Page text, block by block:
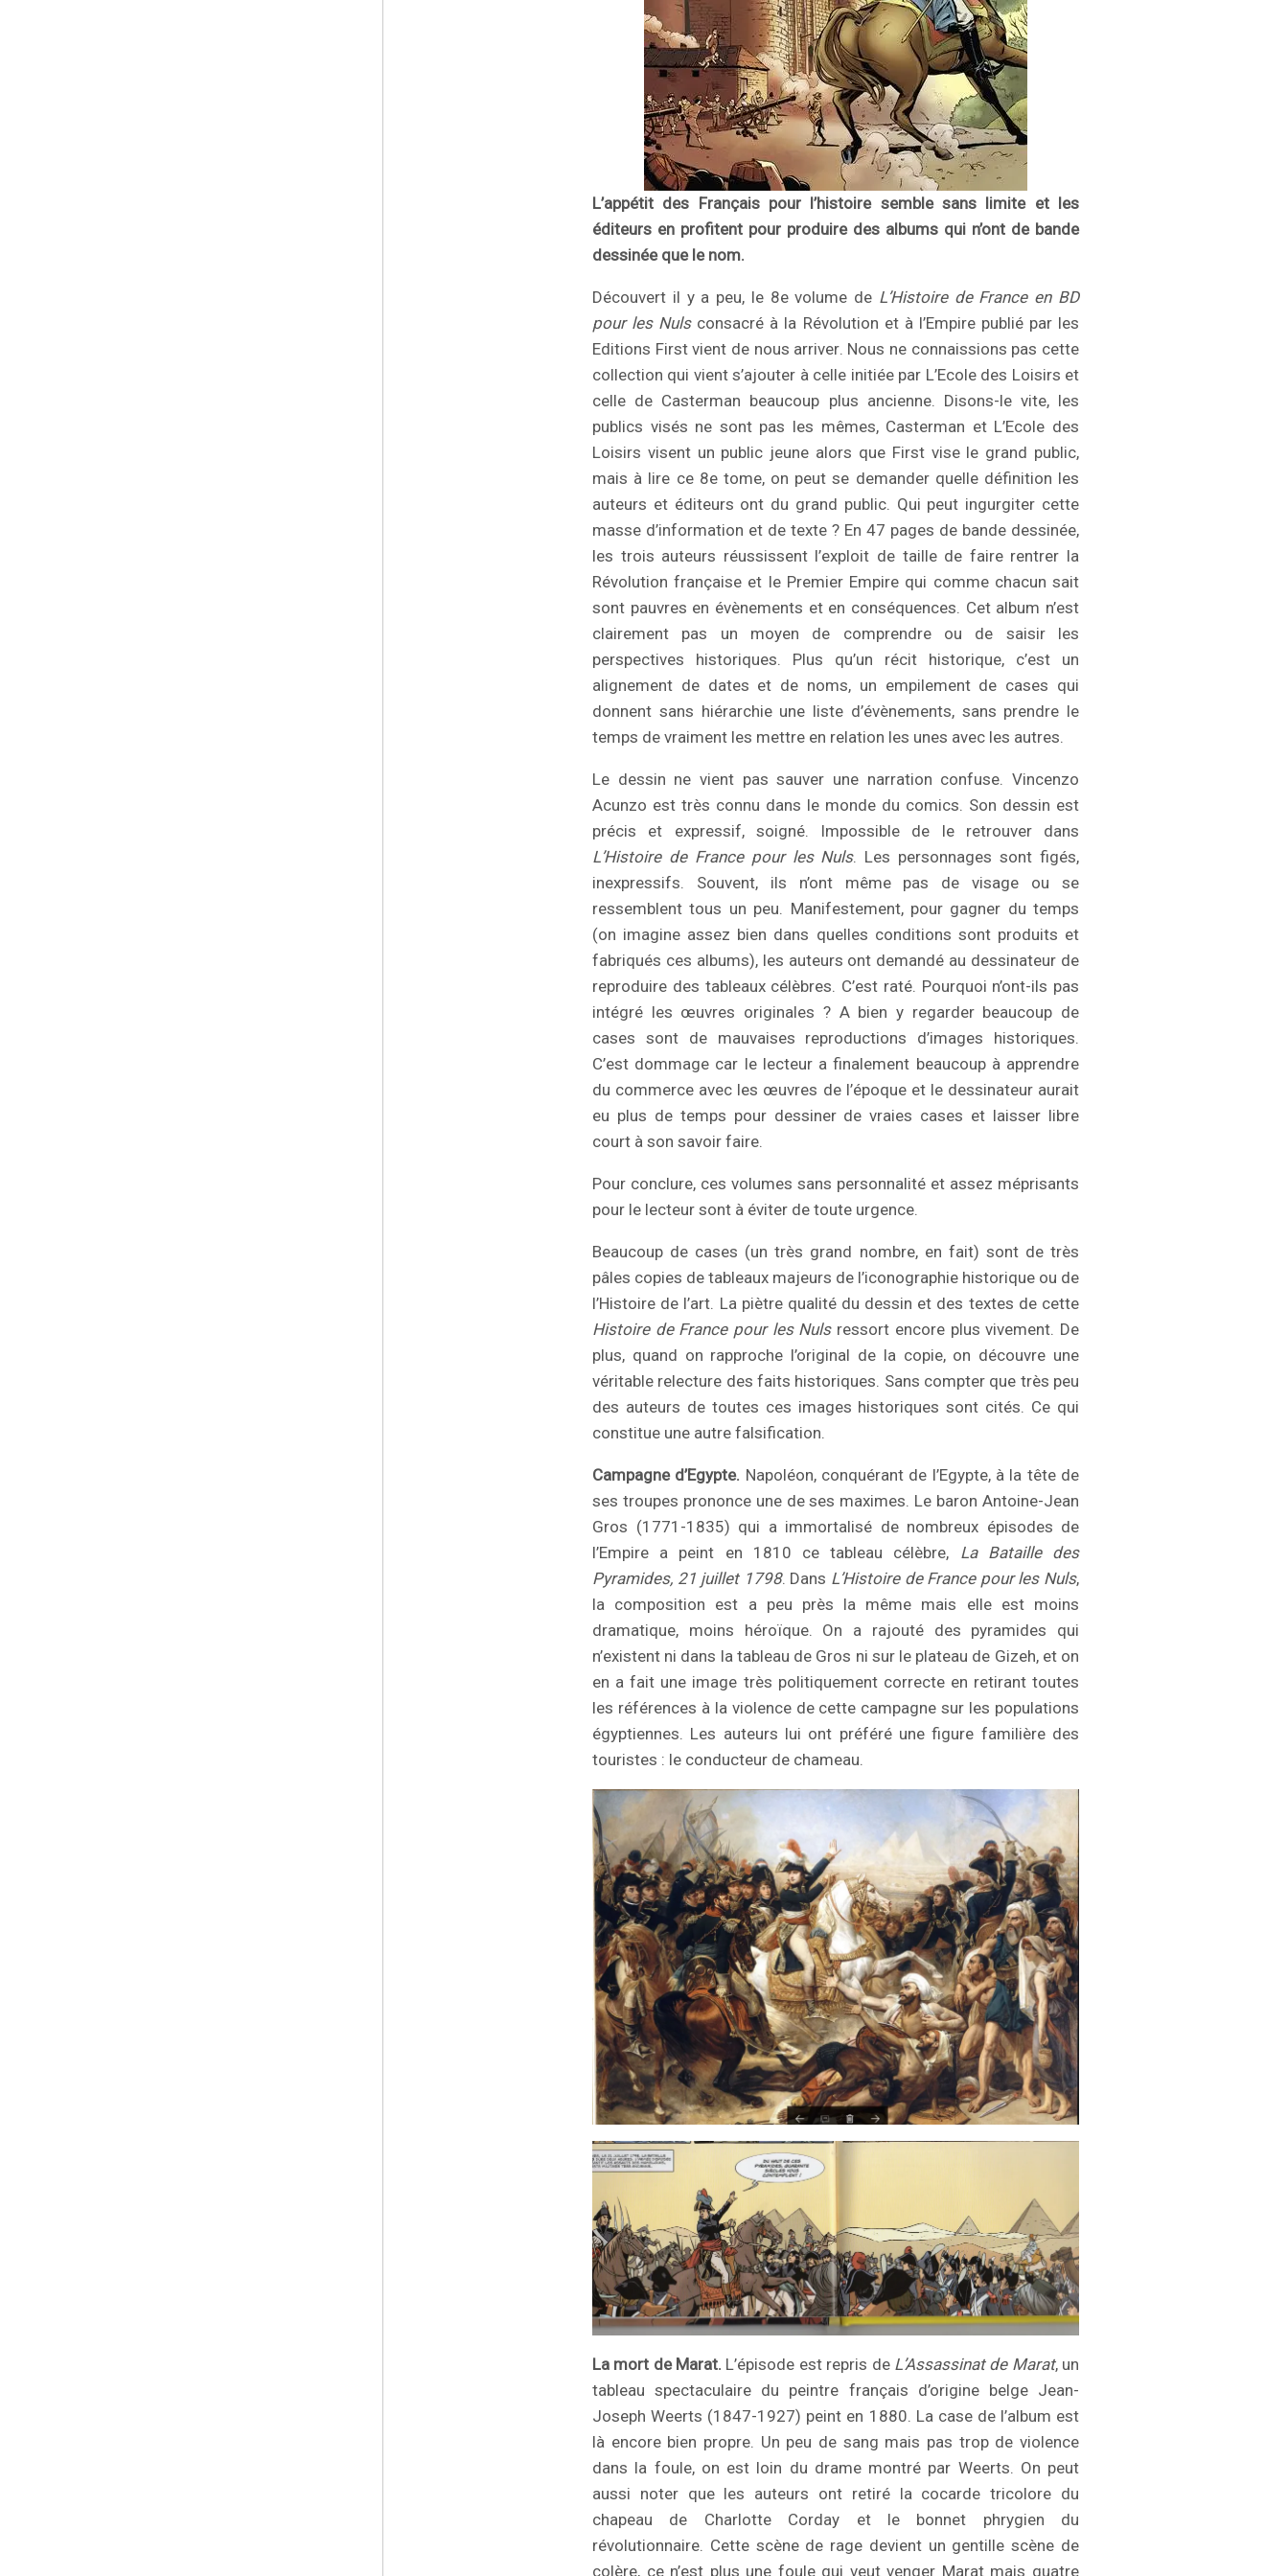
L’appétit des Français pour l’histoire semble sans limite et les
éditeurs en profitent pour produire des albums qui n’ont de bande
dessinée que le nom.
Découvert il y a peu, le 8e volume de L’Histoire de France en BD
pour les Nulsconsacré à la Révolution et à l’Empire publié par les
Editions First vient de nous arriver. Nous ne connaissions pas cette
collection qui vient s’ajouter à celle initiée par L’Ecole des Loisirs et
celle de Casterman beaucoup plus ancienne. Disons-le vite, les
publics visés ne sont pas les mêmes, Casterman et L’Ecole des
Loisirs visent un public jeune alors que First vise le grand public,
mais à lire ce 8e tome, on peut se demander quelle définition les
auteurs et éditeurs ont du grand public. Qui peut ingurgiter cette
masse d’information et de texte ? En 47 pages de bande dessinée,
les trois auteurs réussissent l’exploit de taille de faire rentrer la
Révolution française et le Premier Empire qui comme chacun sait
sont pauvres en évènements et en conséquences. Cet album n’est
clairement pas un moyen de comprendre ou de saisir les
perspectives historiques. Plus qu’un récit historique, c’est un
alignement de dates et de noms, un empilement de cases qui
donnent sans hiérarchie une liste d’évènements, sans prendre le
temps de vraiment les mettre en relation les unes avec les autres.
Le dessin ne vient pas sauver une narration confuse. Vincenzo
Acunzo est très connu dans le monde du comics. Son dessin est
précis et expressif, soigné. Impossible de le retrouver dans
L’Histoire de France pour les Nuls. Les personnages sont figés,
inexpressifs. Souvent, ils n’ont même pas de visage ou se
ressemblent tous un peu. Manifestement, pour gagner du temps
(on imagine assez bien dans quelles conditions sont produits et
fabriqués ces albums), les auteurs ont demandé au dessinateur de
reproduire des tableaux célèbres. C’est raté. Pourquoi n’ont-ils pas
intégré les œuvres originales ? A bien y regarder beaucoup de
cases sont de mauvaises reproductions d’images historiques.
C’est dommage car le lecteur a finalement beaucoup à apprendre
du commerce avec les œuvres de l’époque et le dessinateur aurait
eu plus de temps pour dessiner de vraies cases et laisser libre
court à son savoir faire.
Pour conclure, ces volumes sans personnalité et assez méprisants
pour le lecteur sont à éviter de toute urgence.
Beaucoup de cases (un très grand nombre, en fait) sont de très
pâles copies de tableaux majeurs de l’iconographie historique ou de
l’Histoire de l’art. La piètre qualité du dessin et des textes de cette
Histoire de France pour les Nulsressort encore plus vivement. De
plus, quand on rapproche l’original de la copie, on découvre une
véritable relecture des faits historiques. Sans compter que très peu
des auteurs de toutes ces images historiques sont cités. Ce qui
constitue une autre falsification.
Campagne d’Egypte. Napoléon, conquérant de l’Egypte, à la tête de
ses troupes prononce une de ses maximes. Le baron Antoine-Jean
Gros (1771-1835) qui a immortalisé de nombreux épisodes de
l’Empire a peint en 1810 ce tableau célèbre, La Bataille des
Pyramides, 21 juillet 1798. Dans L’Histoire de France pour les Nuls,
la composition est a peu près la même mais elle est moins
dramatique, moins héroïque. On a rajouté des pyramides qui
n’existent ni dans la tableau de Gros ni sur le plateau de Gizeh, et on
en a fait une image très politiquement correcte en retirant toutes
les références à la violence de cette campagne sur les populations
égyptiennes. Les auteurs lui ont préféré une figure familière des
touristes : le conducteur de chameau.
La mort de Marat. L’épisode est repris de L’Assassinat de Marat, un
tableau spectaculaire du peintre français d’origine belge Jean-
Joseph Weerts (1847-1927) peint en 1880. La case de l’album est
là encore bien propre. Un peu de sang mais pas trop de violence
dans la foule, on est loin du drame montré par Weerts. On peut
aussi noter que les auteurs ont retiré la cocarde tricolore du
chapeau de Charlotte Corday et le bonnet phrygien du
révolutionnaire. Cette scène de rage devient un gentille scène de
colère, ce n’est plus une foule qui veut venger Marat mais quatre